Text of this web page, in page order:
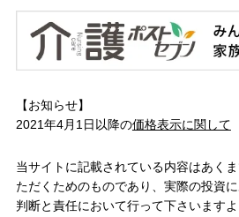
【お知らせ】
2021年4月1日以降の価格表示に関して
当サイトに記載されている内容はあく
ただくためのものであり、実際の投資
判断と責任において行って下さいます